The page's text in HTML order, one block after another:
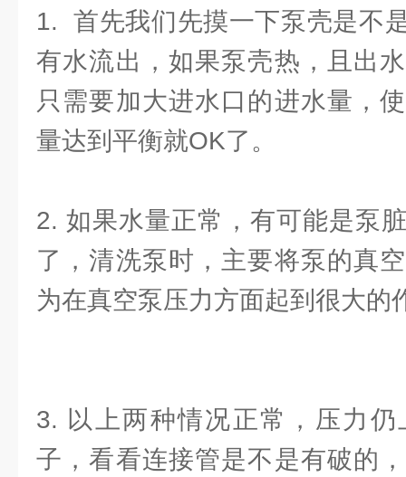
1. 首先我们先摸一下泵壳是不
有水流出，如果泵壳热，且出
只需要加大进水口的进水量，
量达到平衡就OK了。
2. 如果水量正常，有可能是泵
了，清洗泵时，主要将泵的真
为在真空泵压力方面起到很大的
3. 以上两种情况正常，压力
子，看看连接管是不是有破的